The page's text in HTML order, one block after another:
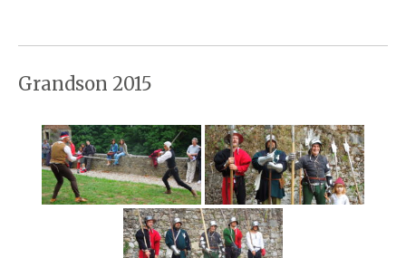
Grandson 2015